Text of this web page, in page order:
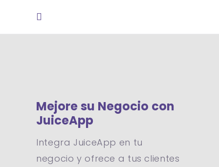
Mejore su Negocio con
JuiceApp
Integra JuiceApp en tu
negocio y ofrece a tus clientes